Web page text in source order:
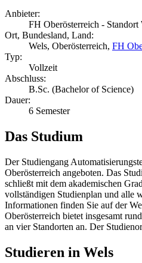
Anbieter:
FH Oberösterreich - Standort
Ort, Bundesland, Land:
Wels, Oberösterreich, FH
Typ:
Vollzeit
Abschluss:
B.Sc. (Bachelor of Science)
Dauer:
6 Semester
Das Studium
Der Studiengang
Oberösterreich angeboten. Das
schließt mit dem akademischen
vollständigen Studienplan und alle
Informationen finden Sie auf der
Oberösterreich bietet insgesamt
an vier Standorten an. Der
Studieren in Wels